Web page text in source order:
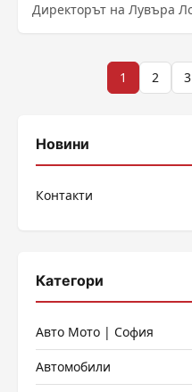
Директорът на Лувъра
Разделяне
публикациите
1 2 3
Новини
Контакти
Категори
Авто Мото | София
Автомобили